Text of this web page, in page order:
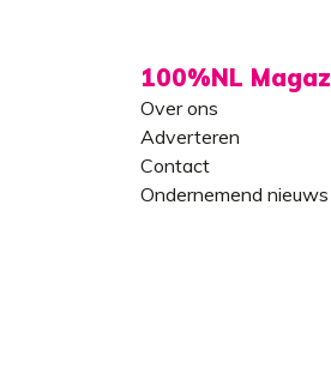
100%NL
Over ons
Adverteren
Contact
Ondernemend nieuws